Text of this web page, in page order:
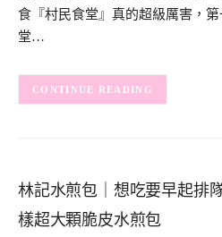
食『村民食堂』真的超級厲害，
堂…
CONTINUE READING
林記水煎包｜想吃要早起排
樣超大顆脆皮水煎包